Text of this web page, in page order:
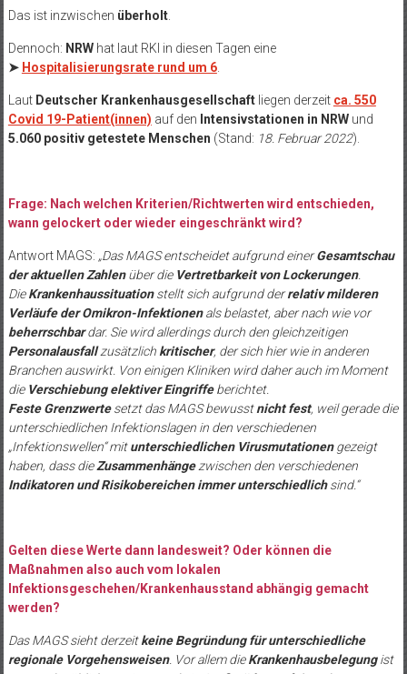
Das ist inzwischen überholt.
Dennoch: NRWhat laut RKI in diesen Tagen eine
➤ Hospitalisierungsrate rund um 6.
Laut Deutscher Krankenhausgesellschaftliegen derzeit ca. 550
Covid 19-Patient(innen) auf den Intensivstationen in NRWund
5.060 positiv getestete Menschen (Stand: 18. Februar 2022).
Frage: Nach welchen Kriterien/Richtwerten wird entschieden,
wann gelockert oder wieder eingeschränkt wird?
Antwort MAGS: „Das MAGS entscheidet aufgrund einerGesamtschau
der aktuellen Zahlenüber die Vertretbarkeit von Lockerungen.
DieKrankenhaussituationstellt sich aufgrund derrelativ milderen
Verläufe der Omikron-Infektionenals belastet, aber nach wie vor
beherrschbardar. Sie wird allerdings durch den gleichzeitigen
Personalausfallzusätzlich kritischer, der sich hier wie in anderen
Branchen auswirkt. Von einigen Kliniken wird daher auch im Moment
die Verschiebung elektiver Eingriffeberichtet.
Feste Grenzwertesetzt das MAGS bewusstnicht fest, weil gerade die
unterschiedlichen Infektionslagen in den verschiedenen
„Infektionswellen“ mitunterschiedlichen Virusmutationengezeigt
haben, dass dieZusammenhängezwischen den verschiedenen
Indikatoren und Risikobereichen immer unterschiedlichsind.“
Gelten diese Werte dann landesweit? Oder können die
Maßnahmen also auch vom lokalen
Infektionsgeschehen/Krankenhausstand abhängig gemacht
werden?
Das MAGS sieht derzeitkeine Begründung für unterschiedliche
regionale Vorgehensweisen. Vor allem dieKrankenhausbelegungist